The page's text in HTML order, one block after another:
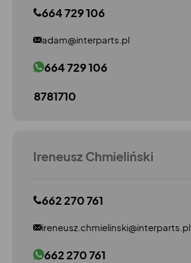
664 729 106
adam@interparts.pl
664 729 106
8781710
Ireneusz Chmieliński
662 270 761
ireneusz.chmielinski@interparts.pl
662 270 761